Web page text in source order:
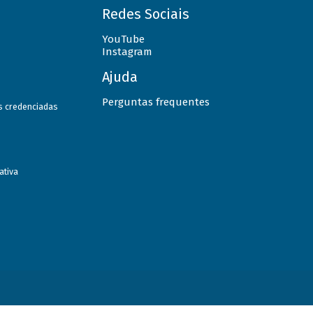
credenciadas
Redes Sociais
YouTube
Instagram
Ajuda
Perguntas frequentes